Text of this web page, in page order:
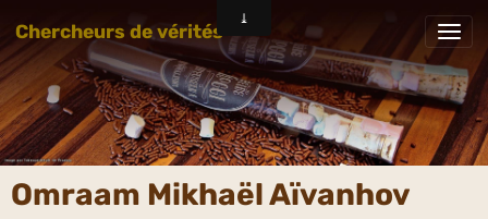
Chercheurs de vérités
Omraam Mikhaël Aïvanhov